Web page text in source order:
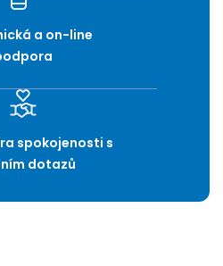
a on-line
spokojenosti s
dotazů